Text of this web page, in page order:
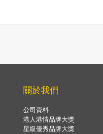
關於我們
公司資料
港人港情品牌大獎
星級優秀品牌大獎